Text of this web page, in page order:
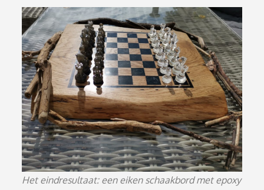
Het eindresultaat: een eiken schaakbord met epoxy